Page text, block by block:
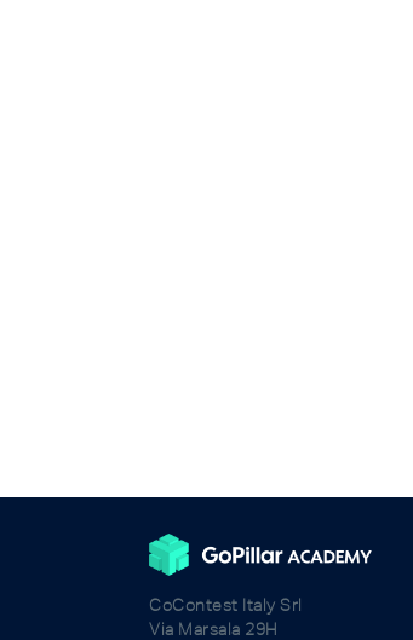
CoContest Italy Srl
Via Marsala 29H